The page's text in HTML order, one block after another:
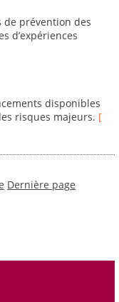
de prévention des
d’expériences
disponibles
risques majeurs. [
Dernière page